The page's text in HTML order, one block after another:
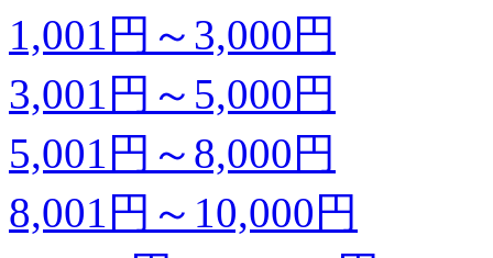
1,001円～3,000円
3,001円～5,000円
5,001円～8,000円
8,001円～10,000円